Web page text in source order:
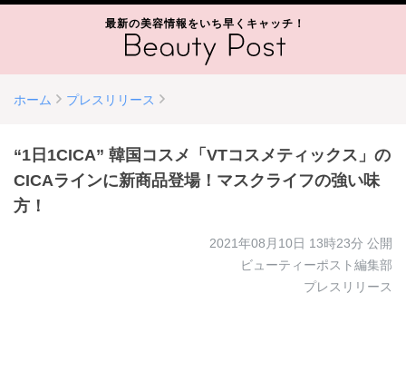
最新の美容情報をいち早くキャッチ！
ホーム プレスリリース
“1日1CICA” 韓国コスメ「VTコスメティックス」の
CICAラインに新商品登場！マスクライフの強い味
方！
2021年08月10日 13時23分 公開
ビューティーポスト編集部
プレスリリース